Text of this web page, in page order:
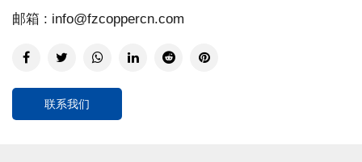
邮箱 : info@fzcoppercn.com
联系我们